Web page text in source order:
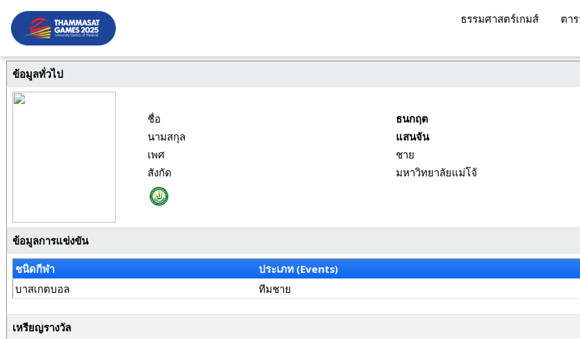
ธรรมศาสตร์เกมส์ ตา
ข้อมูลทั่วไป
ชื่อ
ธนกฤต
นามสกุล
แสนจัน
เพศ
ชาย
สังกัด
มหาวิทยาลัยแม่โจ้
ข้อมูลการแข่งขัน
ชนิดกีฬา
ประเภท (Events)
บาสเกตบอล
ทีมชาย
เหรียญรางวัล